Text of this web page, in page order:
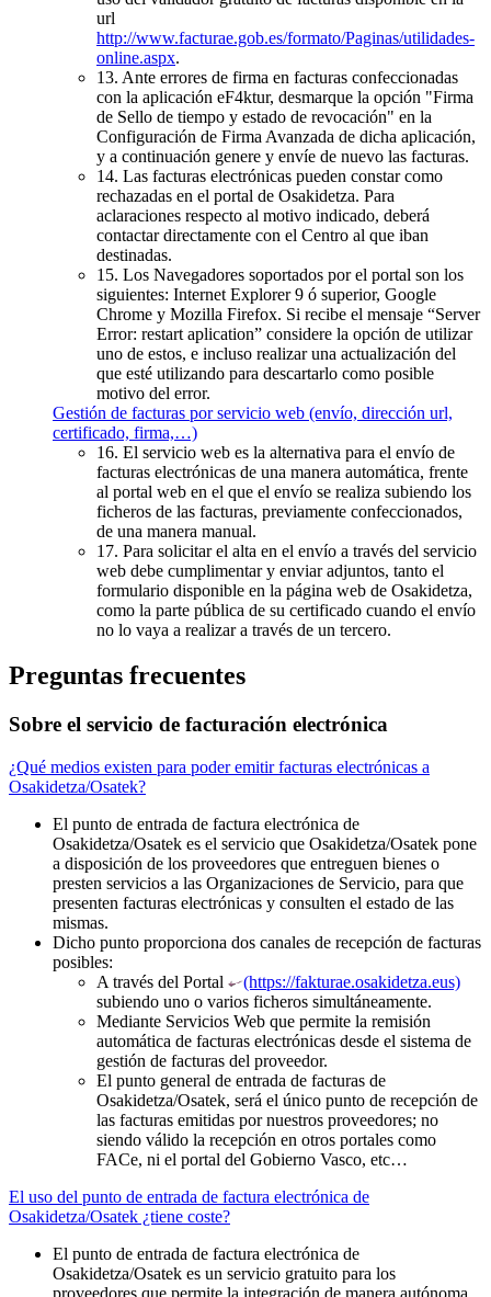
url
http://www.facturae.gob.es/formato/Paginas/utilidades-
online.aspx.
13. Ante errores de firma en facturas confeccionadas
con la aplicación eF4ktur, desmarque la opción "Firma
de Sello de tiempo y estado de revocación" en la
Configuración de Firma Avanzada de dicha aplicación,
y a continuación genere y envíe de nuevo las facturas.
14. Las facturas electrónicas pueden constar como
rechazadas en el portal de Osakidetza. Para
aclaraciones respecto al motivo indicado, deberá
contactar directamente con el Centro al que iban
destinadas.
15. Los Navegadores soportados por el portal son los
siguientes: Internet Explorer 9 ó superior, Google
Chrome y Mozilla Firefox. Si recibe el mensaje “Server
Error: restart aplication” considere la opción de utilizar
uno de estos, e incluso realizar una actualización del
que esté utilizando para descartarlo como posible
motivo del error.
Gestión de facturas por servicio web (envío, dirección url,
certificado, firma,…)
16. El servicio web es la alternativa para el envío de
facturas electrónicas de una manera automática, frente
al portal web en el que el envío se realiza subiendo los
ficheros de las facturas, previamente confeccionados,
de una manera manual.
17. Para solicitar el alta en el envío a través del servicio
web debe cumplimentar y enviar adjuntos, tanto el
formulario disponible en la página web de Osakidetza,
como la parte pública de su certificado cuando el envío
no lo vaya a realizar a través de un tercero.
Preguntas frecuentes
Sobre el servicio de facturación electrónica
¿Qué medios existen para poder emitir facturas electrónicas a
Osakidetza/Osatek?
El punto de entrada de factura electrónica de
Osakidetza/Osatek es el servicio que Osakidetza/Osatek pone
a disposición de los proveedores que entreguen bienes o
presten servicios a las Organizaciones de Servicio, para que
presenten facturas electrónicas y consulten el estado de las
mismas.
Dicho punto proporciona dos canales de recepción de facturas
posibles:
A través del Portal
(https://fakturae.osakidetza.eus)
subiendo uno o varios ficheros simultáneamente.
Mediante Servicios Web que permite la remisión
automática de facturas electrónicas desde el sistema de
gestión de facturas del proveedor.
El punto general de entrada de facturas de
Osakidetza/Osatek, será el único punto de recepción de
las facturas emitidas por nuestros proveedores; no
siendo válido la recepción en otros portales como
FACe, ni el portal del Gobierno Vasco, etc…
El uso del punto de entrada de factura electrónica de
Osakidetza/Osatek ¿tiene coste?
El punto de entrada de factura electrónica de
Osakidetza/Osatek es un servicio gratuito para los
proveedores que permite la integración de manera autónoma